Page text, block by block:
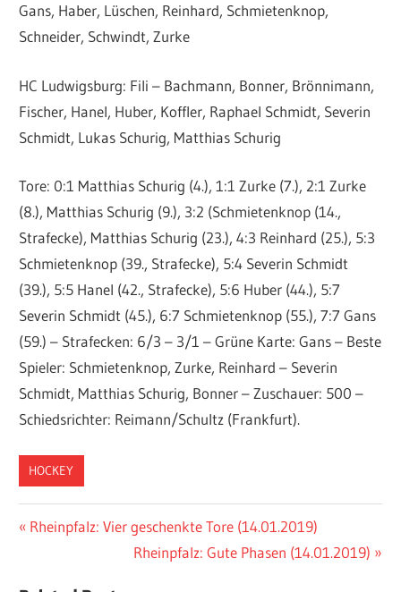
Gans, Haber, Lüschen, Reinhard, Schmietenknop,
Schneider, Schwindt, Zurke
HC Ludwigsburg: Fili – Bachmann, Bonner, Brönnimann,
Fischer, Hanel, Huber, Koffler, Raphael Schmidt, Severin
Schmidt, Lukas Schurig, Matthias Schurig
Tore: 0:1 Matthias Schurig (4.), 1:1 Zurke (7.), 2:1 Zurke
(8.), Matthias Schurig (9.), 3:2 (Schmietenknop (14.,
Strafecke), Matthias Schurig (23.), 4:3 Reinhard (25.), 5:3
Schmietenknop (39., Strafecke), 5:4 Severin Schmidt
(39.), 5:5 Hanel (42., Strafecke), 5:6 Huber (44.), 5:7
Severin Schmidt (45.), 6:7 Schmietenknop (55.), 7:7 Gans
(59.) – Strafecken: 6/3 – 3/1 – Grüne Karte: Gans – Beste
Spieler: Schmietenknop, Zurke, Reinhard – Severin
Schmidt, Matthias Schurig, Bonner – Zuschauer: 500 –
Schiedsrichter: Reimann/Schultz (Frankfurt).
HOCKEY
Beitragsnavigation
Vorheriger
Rheinpfalz: Vier geschenkte Tore (14.01.2019)
Nächster
Rheinpfalz: Gute Phasen (14.01.2019)